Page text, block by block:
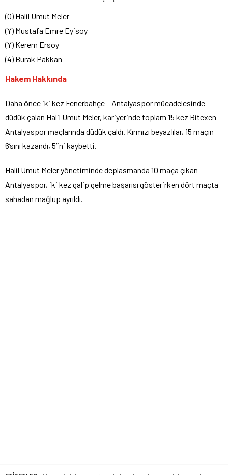
(O) Halil Umut Meler
(Y) Mustafa Emre Eyisoy
(Y) Kerem Ersoy
(4) Burak Pakkan
Hakem Hakkında
Daha önce iki kez Fenerbahçe – Antalyaspor mücadelesinde
düdük çalan Halil Umut Meler, kariyerinde toplam 15 kez Bitexen
Antalyaspor maçlarında düdük çaldı. Kırmızı beyazlılar, 15 maçın
6’sını kazandı, 5’ini kaybetti.
Halil Umut Meler yönetiminde deplasmanda 10 maça çıkan
Antalyaspor, iki kez galip gelme başarısı gösterirken dört maçta
sahadan mağlup ayrıldı.